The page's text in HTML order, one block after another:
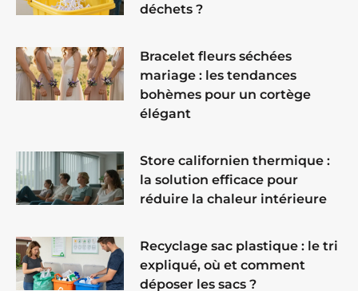
déchets ?
Bracelet fleurs séchées
mariage : les tendances
bohèmes pour un cortège
élégant
Store californien thermique :
la solution efficace pour
réduire la chaleur intérieure
Recyclage sac plastique : le tri
expliqué, où et comment
déposer les sacs ?